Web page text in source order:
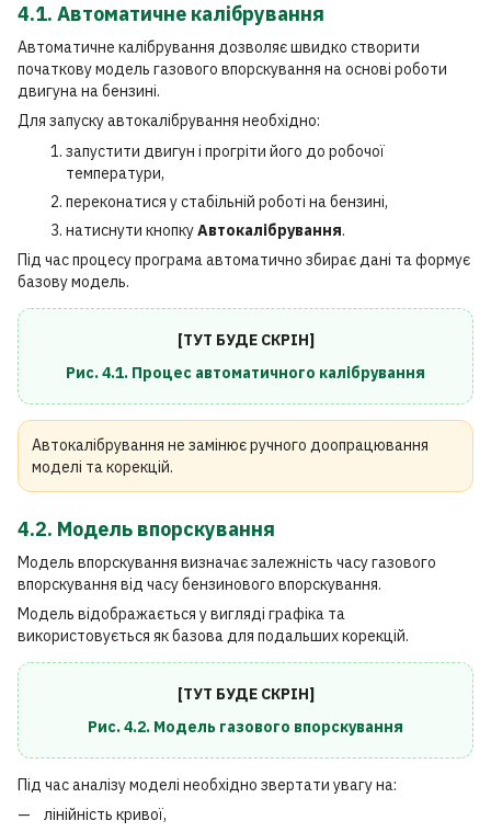
4.1. Автоматичне калібрування
Автоматичне калібрування дозволяє швидко створити
початкову модель газового впорскування на основі роботи
двигуна на бензині.
Для запуску автокалібрування необхідно:
запустити двигун і прогріти його до робочої
температури,
переконатися у стабільній роботі на бензині,
натиснути кнопкуАвтокалібрування.
Під час процесу програма автоматично збирає дані та формує
базову модель.
[ТУТ БУДЕ СКРІН]
Рис. 4.1. Процес автоматичного калібрування
Автокалібрування не замінює ручного доопрацювання
моделі та корекцій.
4.2. Модель впорскування
Модель впорскування визначає залежність часу газового
впорскування від часу бензинового впорскування.
Модель відображається у вигляді графіка та
використовується як базова для подальших корекцій.
[ТУТ БУДЕ СКРІН]
Рис. 4.2. Модель газового впорскування
Під час аналізу моделі необхідно звертати увагу на:
лінійність кривої,